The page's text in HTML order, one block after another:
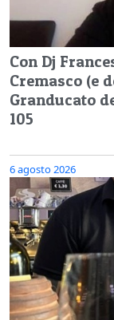
Con Dj
Cremasco (e
Granducato
105
6 agosto 2026